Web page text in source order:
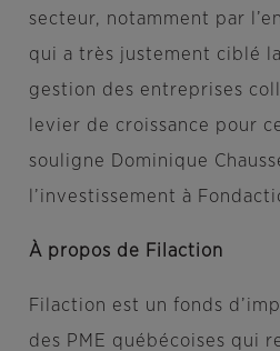
secteur, notamment par
qui a très justement ciblé
gestion des entreprises
levier de croissance pour
souligne Dominique
l’investissement à
À propos de Filaction
Filaction est un fonds
des PME québécoises qui